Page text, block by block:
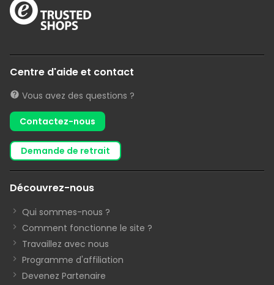
Centre d'aide et contact
Vous avez des questions ?
Contactez-nous
demande de retrait
Découvrez-nous
Qui sommes-nous ?
Comment fonctionne le site ?
Travaillez avec nous
Programme d'affiliation
Devenez Partenaire